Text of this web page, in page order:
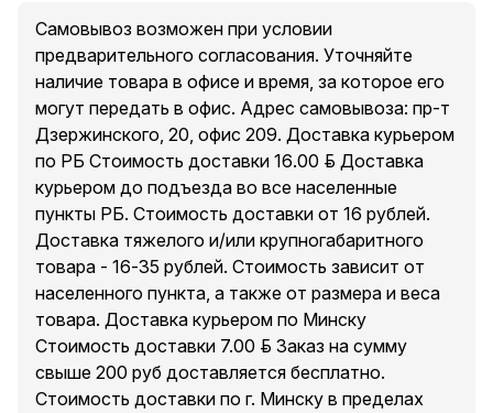
Самовывоз возможен при условии
предварительного согласования. Уточняйте
наличие товара в офисе и время, за которое его
могут передать в офис. Адрес самовывоза: пр-т
Дзержинского, 20, офис 209. Доставка курьером
по РБ Стоимость доставки 16.00 руб. Доставка
курьером до подъезда во все населенные
пункты РБ. Стоимость доставки от 16 рублей.
Доставка тяжелого и/или крупногабаритного
товара - 16-35 рублей. Стоимость зависит от
населенного пункта, а также от размера и веса
товара. Доставка курьером по Минску
Стоимость доставки 7.00 руб. Заказ на сумму
свыше 200 руб доставляется бесплатно.
Стоимость доставки по г. Минску в пределах